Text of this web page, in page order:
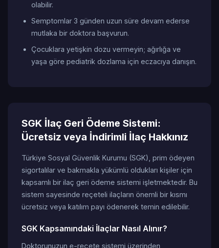
olabilir.
Semptomlar 3 günden uzun süre devam ederse
mutlaka bir doktora başvurun.
Çocuklara yetişkin dozu vermeyin; ağırlığa ve
yaşa göre pediatrik dozlama için eczacıya danışın.
SGK İlaç Geri Ödeme Sistemi:
Ücretsiz veya İndirimli İlaç Hakkınız
Türkiye Sosyal Güvenlik Kurumu (SGK), prim ödeyen
sigortalılar ve bakmakla yükümlü oldukları kişiler için
kapsamlı bir ilaç geri ödeme sistemi işletmektedir. Bu
sistem sayesinde reçeteli ilaçların önemli bir kısmı
ücretsiz veya katılım payı ödenerek temin edilebilir.
SGK Kapsamındaki İlaçlar Nasıl Alınır?
Doktorunuzun e-reçete sistemi üzerinden